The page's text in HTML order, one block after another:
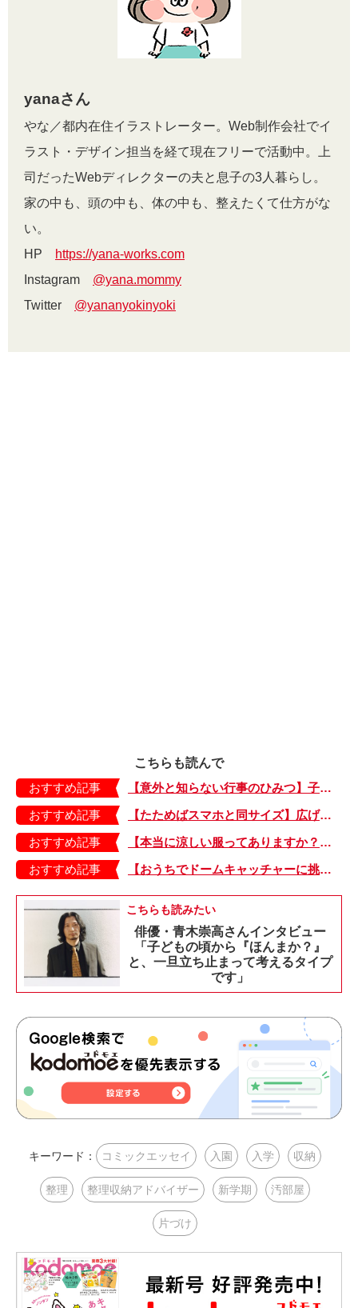
yanaさん
やな／都内在住イラストレーター。Web制作会社でイ
ラスト・デザイン担当を経て現在フリーで活動中。上
司だったWebディレクターの夫と息子の3人暮らし。
家の中も、頭の中も、体の中も、整えたくて仕方がな
い。
HP
https://yana-works.com
Instagram @yana.mommy
Twitter @yananyokinyoki
こちらも読んで
おすすめ記事
【意外と知らない行事のひみつ】子どもにはどう伝える？「お盆」って何だろう？
おすすめ記事
【たためばスマホと同サイズ】広げるとビビッドでジューシーな柄が目を引くコンパクトな「扇子」
おすすめ記事
【本当に涼しい服ってありますか？】夏素材の代表「リネン」で夏らしいおしゃれを♪「ワンピース」「パンツ」「スカート」「シャツ」の気になるアイテムはコレ！
おすすめ記事
【おうちでドームキャッチャーに挑戦だ】アンパンマン わくわくドームキャッチャー
こちらも読みたい
俳優・青木崇高さんインタビュー
「子どもの頃から『ほんまか？』
と、一旦立ち止まって考えるタイプ
です」
キーワード： コミックエッセイ 入園 入学 収納
整理 整理収納アドバイザー 新学期 汚部屋
片づけ